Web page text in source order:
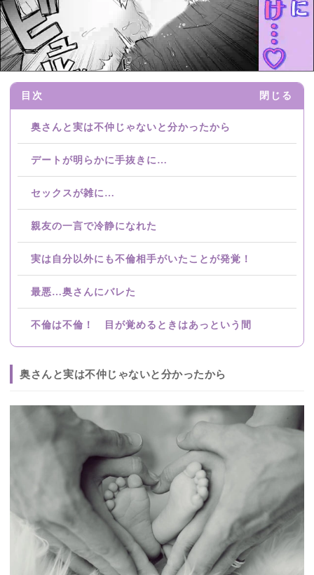
目次 閉じる
奥さんと実は不仲じゃないと分かったから
デートが明らかに手抜きに…
セックスが雑に…
親友の一言で冷静になれた
実は自分以外にも不倫相手がいたことが発覚！
最悪…奥さんにバレた
不倫は不倫！ 目が覚めるときはあっという間
奥さんと実は不仲じゃないと分かったから